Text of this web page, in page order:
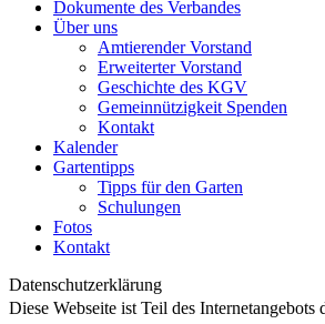
Dokumente des Verbandes
Über uns
Amtierender Vorstand
Erweiterter Vorstand
Geschichte des KGV
Gemeinnützigkeit Spenden
Kontakt
Kalender
Gartentipps
Tipps für den Garten
Schulungen
Fotos
Kontakt
Datenschutzerklärung
Diese Webseite ist Teil des